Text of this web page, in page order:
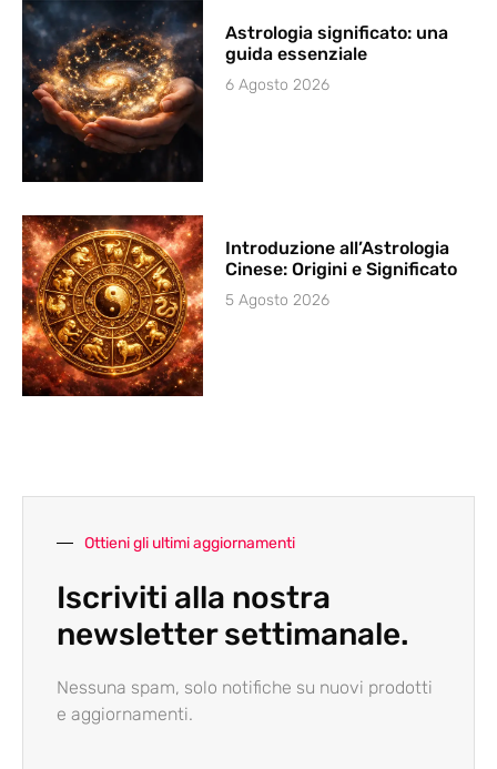
Astrologia significato: una
guida essenziale
6 Agosto 2026
Introduzione all’Astrologia
Cinese: Origini e Significato
5 Agosto 2026
Ottieni gli ultimi aggiornamenti
Iscriviti alla nostra
newsletter settimanale.
Nessuna spam, solo notifiche su nuovi prodotti
e aggiornamenti.